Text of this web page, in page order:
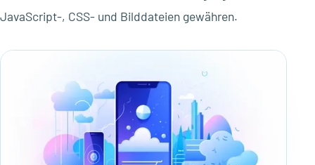
JavaScript-, CSS- und Bilddateien gewähren.